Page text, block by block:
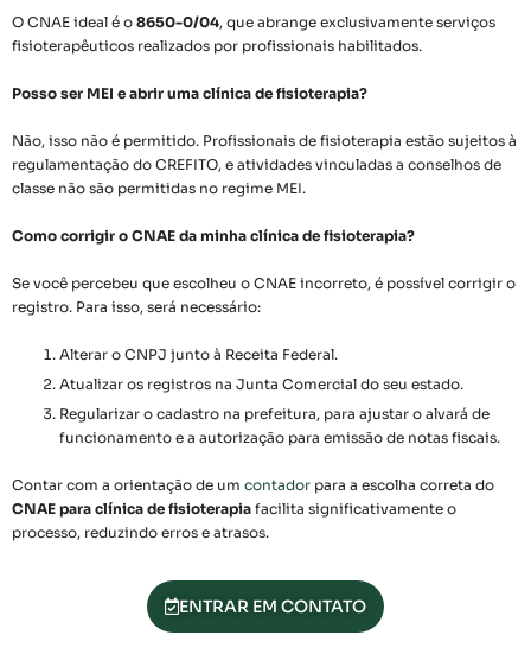
O CNAE ideal é o 8650-0/04, que abrange exclusivamente serviços
fisioterapêuticos realizados por profissionais habilitados.
Posso ser MEI e abrir uma clínica de fisioterapia?
Não, isso não é permitido. Profissionais de fisioterapia estão sujeitos à
regulamentação do CREFITO, e atividades vinculadas a conselhos de
classe não são permitidas no regime MEI.
Como corrigir o CNAE da minha clínica de fisioterapia?
Se você percebeu que escolheu o CNAE incorreto, é possível corrigir o
registro. Para isso, será necessário:
Alterar o CNPJ junto à Receita Federal.
Atualizar os registros na Junta Comercial do seu estado.
Regularizar o cadastro na prefeitura, para ajustar o alvará de
funcionamento e a autorização para emissão de notas fiscais.
Contar com a orientação de um contador para a escolha correta do
CNAE para clínica de fisioterapia facilita significativamente o
processo, reduzindo erros e atrasos.
ENTRAR EM CONTATO